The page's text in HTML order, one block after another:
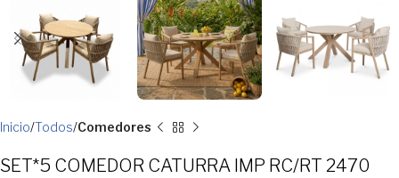
Inicio Todos Comedores
SET*5 COMEDOR CATURRA IMP RC/RT 2470